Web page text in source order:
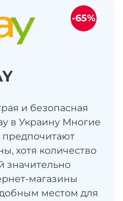
и безопасная
в Украину Многие
хотя количество
значительно
магазины
местом для
-65%